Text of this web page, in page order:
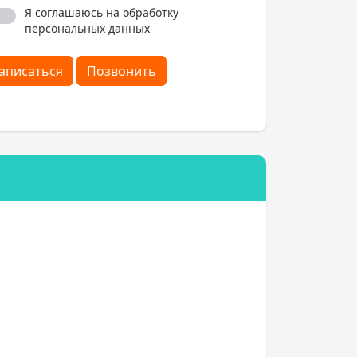
Я соглашаюсь на обработку
персональных данных
Позвонить